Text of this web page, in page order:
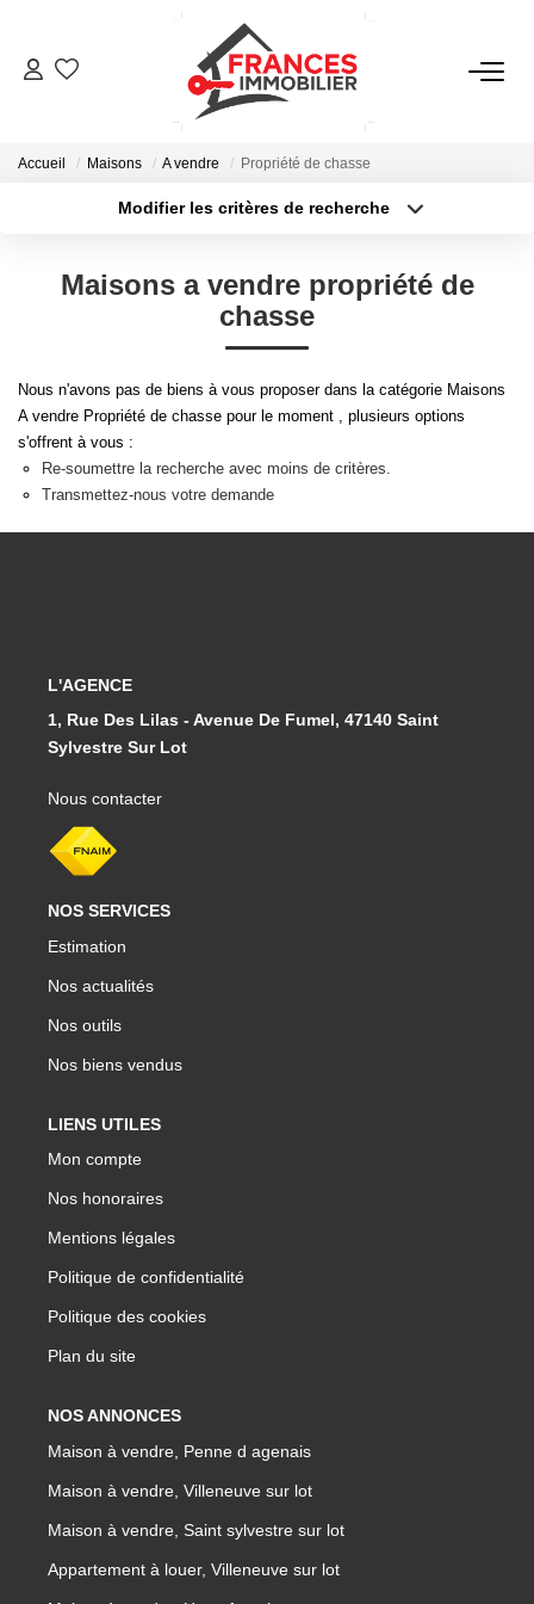
NOTRE AGENCE
CONTACT
Accueil Maisons A vendre Propriété de chasse
Modifier les critères de recherche
Type de bien
Surface min
Créer une alerte
Maisons a vendre propriété de
chasse
Nous n'avons pas de biens à vous proposer dans la catégorie Maisons
A vendre Propriété de chasse pour le moment , plusieurs options
s'offrent à vous :
Re-soumettre la recherche avec moins de critères.
Transmettez-nous votre demande
L'AGENCE
1, Rue Des Lilas - Avenue De Fumel, 47140 Saint
Sylvestre Sur Lot
Nous contacter
NOS SERVICES
Estimation
Nos actualités
Nos outils
Nos biens vendus
LIENS UTILES
Mon compte
Nos honoraires
Mentions légales
Politique de confidentialité
Politique des cookies
Plan du site
NOS ANNONCES
Maison à vendre, Penne d agenais
Maison à vendre, Villeneuve sur lot
Maison à vendre, Saint sylvestre sur lot
Appartement à louer, Villeneuve sur lot